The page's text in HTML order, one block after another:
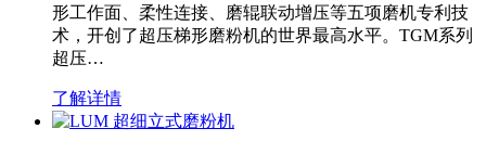
形工作面、柔性连接、磨辊联动增压等五项磨机专利技
术，开创了超压梯形磨粉机的世界最高水平。TGM系列
超压…
了解详情